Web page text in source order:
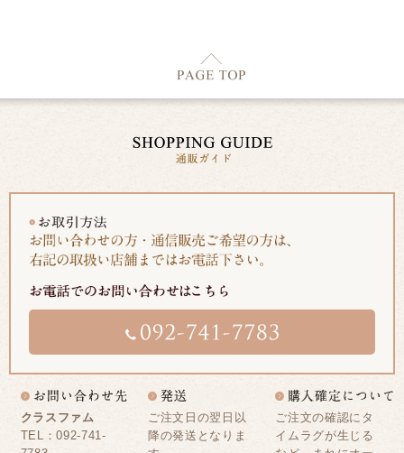
クラスファム
TEL：092-741-
ご注文日の翌日以
降の発送となりま
ご注文の確認にタ
イムラグが生じる